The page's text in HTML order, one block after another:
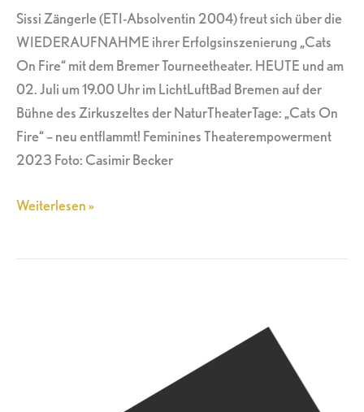
Sissi Zängerle (ETI-Absolventin 2004) freut sich über die
WIEDERAUFNAHME ihrer Erfolgsinszenierung „Cats
On Fire“ mit dem Bremer Tourneetheater. HEUTE und am
02. Juli um 19.00 Uhr im LichtLuftBad Bremen auf der
Bühne des Zirkuszeltes der NaturTheaterTage: „Cats On
Fire“ – neu entflammt! Feminines Theaterempowerment
2023 Foto: Casimir Becker
neu
entflammt!
Weiterlesen »